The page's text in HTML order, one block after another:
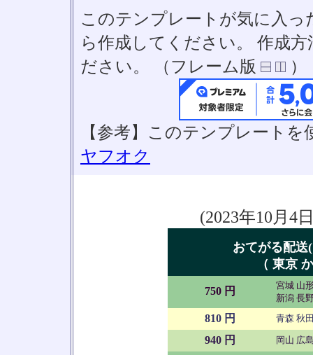
このテンプレートが気に入っ
ら作成してください。 作成
ださい。 （フレーム版
）
【参考】このテンプレート
ヤフオク
(2023年10月4
おてがる配
（ 東京
750 円
宮城 山
新潟 長
810 円 青森 秋
940 円 岡山 広